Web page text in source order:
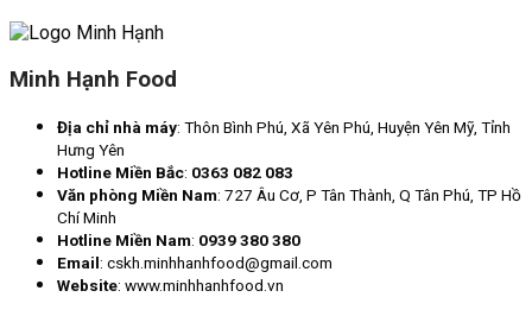
Minh Hạnh Food
Địa chỉ nhà máy: Thôn Bình Phú, Xã Yên Phú, Huyện Yên Mỹ, Tỉnh
Hưng Yên
Hotline Miền Bắc: 0363 082 083
Văn phòng Miền Nam: 727 Âu Cơ, P Tân Thành, Q Tân Phú, TP Hồ
Chí Minh
Hotline Miền Nam: 0939 380 380
Email: cskh.minhhanhfood@gmail.com
Website: www.minhhanhfood.vn